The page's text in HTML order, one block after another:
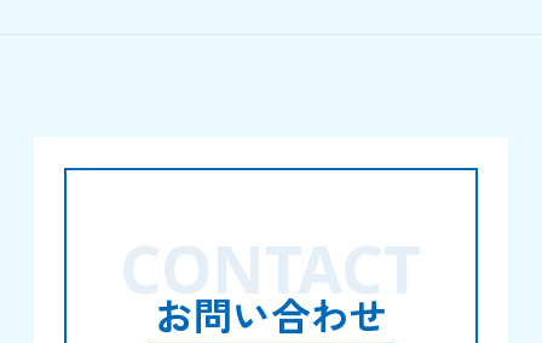
お問い合わせ
CONTACT